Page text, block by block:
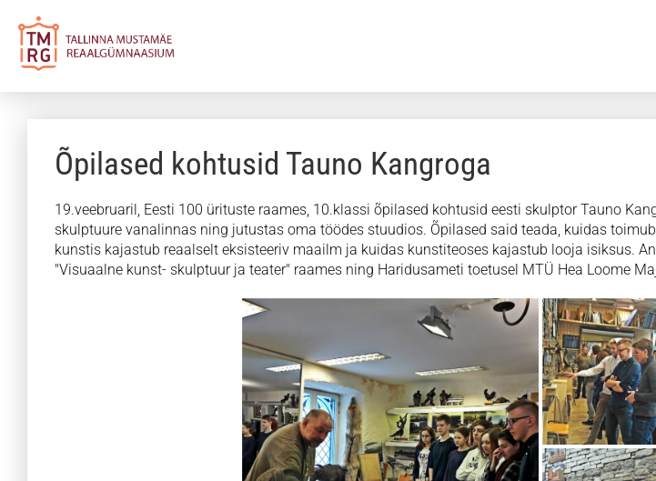
Õpilased kohtusid Tauno Kangroga
19.veebruaril, Eesti 100 ürituste raames, 10.klassi õpilased kohtusid eesti skulptor Tauno
skulptuure vanalinnas ning jutustas oma töödes stuudios. Õpilased said teada, kuidas
kunstis kajastub reaalselt eksisteeriv maailm ja kuidas kunstiteoses kajastub looja isiksus.
"Visuaalne kunst- skulptuur ja teater" raames ning Haridusameti toetusel MTÜ Hea Loome